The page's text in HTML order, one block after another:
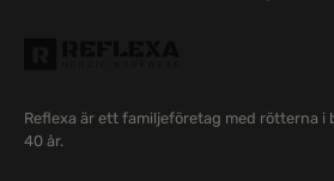
Reflexa är ett familjeföretag med rötterna i
40 år.